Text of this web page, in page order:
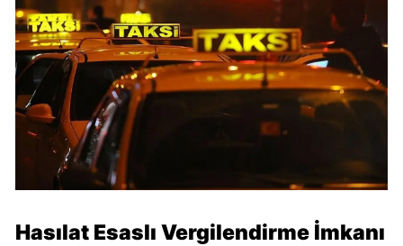
Hasılat Esaslı Vergilendirme İmkanı